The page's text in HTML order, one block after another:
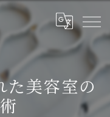
た美容室の